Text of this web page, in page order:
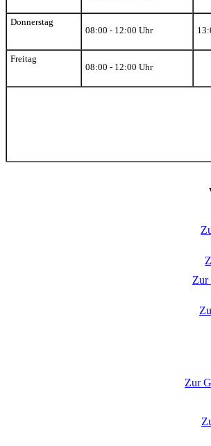
Donnerstag
08:00 - 12:00 Uhr
Freitag
08:00 - 12:00 Uhr
Zur
Zur